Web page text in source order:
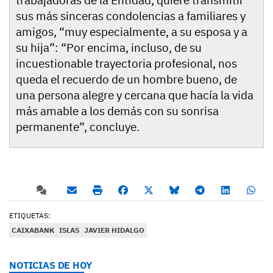
sus más sinceras condolencias a familiares y
amigos, “muy especialmente, a su esposa y a
su hija”: “Por encima, incluso, de su
incuestionable trayectoria profesional, nos
queda el recuerdo de un hombre bueno, de
una persona alegre y cercana que hacía la vida
más amable a los demás con su sonrisa
permanente”, concluye.
ETIQUETAS:
CAIXABANK ISLAS JAVIER HIDALGO
NOTICIAS DE HOY